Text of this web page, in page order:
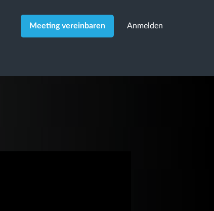
Meeting vereinbaren Anmelden